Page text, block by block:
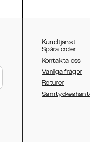
Kundtjänst
Spåra order
Kontakta oss
Vanliga frågor
Returer